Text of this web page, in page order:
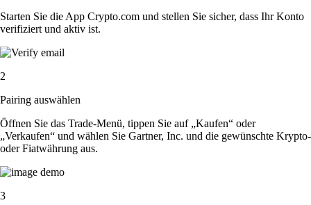
Starten Sie die App Crypto.com und stellen Sie sicher, dass Ihr Konto
verifiziert und aktiv ist.
2
Pairing auswählen
Öffnen Sie das Trade-Menü, tippen Sie auf „Kaufen“ oder
„Verkaufen“ und wählen Sie Gartner, Inc. und die gewünschte Krypto-
oder Fiatwährung aus.
3